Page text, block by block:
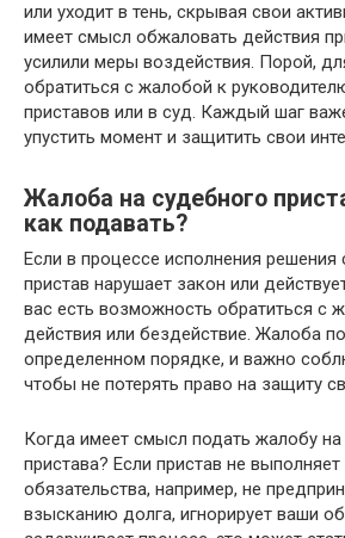
или уходит в тень, скрывая свои
имеет смысл обжаловать действия
усилили меры воздействия. Порой,
обратиться с жалобой к
приставов или в суд. Каждый шаг
упустить момент и защитить свои
Жалоба на судебного
как подавать?
Если в процессе исполнения
пристав нарушает закон или
вас есть возможность обратиться с
действия или бездействие. Жалоба
определенном порядке, и важно
чтобы не потерять право на защиту
Когда имеет смысл подать жалобу на
пристава? Если пристав не выполняет
обязательства, например, не
взысканию долга, игнорирует ваши